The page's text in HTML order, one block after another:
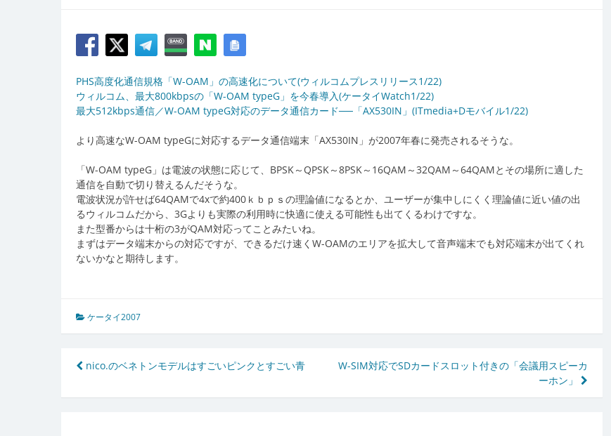
PHS高度化通信規格「W-OAM」の高速化について(ウィルコムプレスリリース1/22)
ウィルコム、最大800kbpsの「W-OAM typeG」を今春導入(ケータイWatch1/22)
最大512kbps通信／W-OAM typeG対応のデータ通信カード──「AX530IN」(ITmedia+Dモバイル1/22)
より高速なW-OAM typeGに対応するデータ通信端末「AX530IN」が2007年春に発売されるそうな。
「W-OAM typeG」は電波の状態に応じて、BPSK～QPSK～8PSK～16QAM～32QAM～64QAMとその場所に適した
通信を自動で切り替えるんだそうな。
電波状況が許せば64QAMで4xで約400ｋｂｐｓの理論値になるとか、ユーザーが集中しにくく理論値に近い値の出
るウィルコムだから、3Gよりも実際の利用時に快適に使える可能性も出てくるわけですな。
また型番からは十桁の3がQAM対応ってことみたいね。
まずはデータ端末からの対応ですが、できるだけ速くW-OAMのエリアを拡大して音声端末でも対応端末が出てくれ
ないかなと期待します。
ケータイ2007
投
稿
nico.のベネトンモデルはすごいピンクとすごい青
W-SIM対応でSDカードスロット付きの「会議用スピーカ
ーホン」